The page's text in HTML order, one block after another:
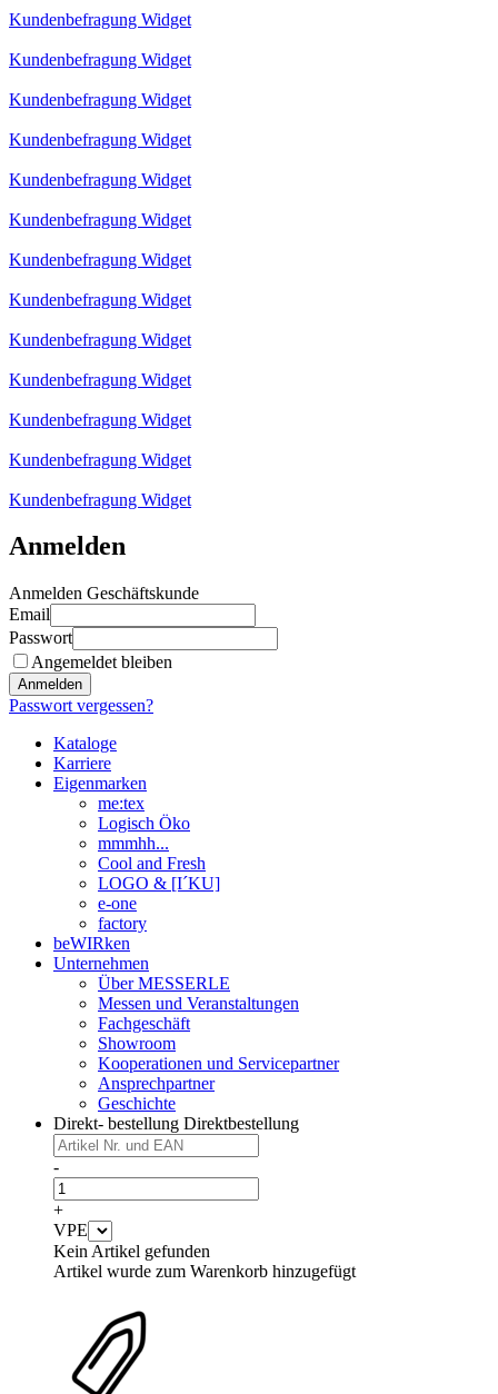
Kundenbefragung Widget
Kundenbefragung Widget
Kundenbefragung Widget
Kundenbefragung Widget
Kundenbefragung Widget
Kundenbefragung Widget
Kundenbefragung Widget
Kundenbefragung Widget
Kundenbefragung Widget
Kundenbefragung Widget
Kundenbefragung Widget
Kundenbefragung Widget
Kundenbefragung Widget
Anmelden
Anmelden Geschäftskunde
Email
Passwort
Angemeldet bleiben
Anmelden
Passwort vergessen?
Kataloge
Karriere
Eigenmarken
me:tex
Logisch Öko
mmmhh...
Cool and Fresh
LOGO & [I´KU]
e-one
factory
beWIRken
Unternehmen
Über MESSERLE
Messen und Veranstaltungen
Fachgeschäft
Showroom
Kooperationen und Servicepartner
Ansprechpartner
Geschichte
Direkt- bestellung Direktbestellung
-
+
VPE
Kein Artikel gefunden
Artikel wurde zum Warenkorb hinzugefügt